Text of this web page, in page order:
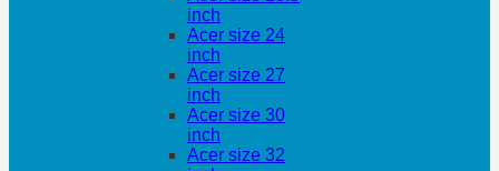
inch
Acer size 24
inch
Acer size 27
inch
Acer size 30
inch
Acer size 32